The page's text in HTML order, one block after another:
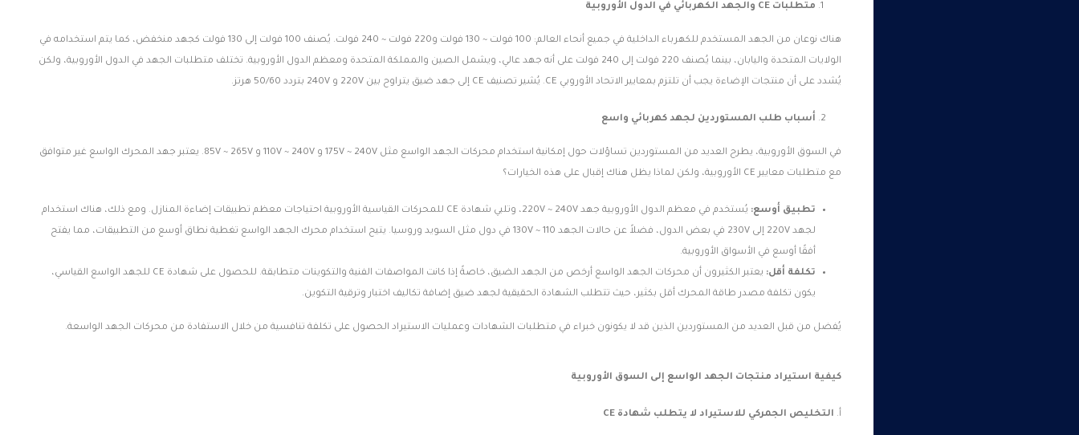
متطلبات CE والجهد الكهربائي في الدول الأوروبية
هناك نوعان من الجهد المستخدم للكهرباء الداخلية في جميع أنحاء العالم: 100 فولت ~ 130 فولت و220 فولت ~ 240 فولت. يُصنف 100 فولت إلى 130 فولت كجهد منخفض، كما يتم استخدامه في
الولايات المتحدة واليابان، بينما يُصنف 220 فولت إلى 240 فولت على أنه جهد عالي، ويشمل الصين والمملكة المتحدة ومعظم الدول الأوروبية. تختلف متطلبات الجهد في الدول الأوروبية، ولكن
يُشدد على أن منتجات الإضاءة يجب أن تلتزم بمعايير الاتحاد الأوروبي CE. يُشير تصنيف CE إلى جهد ضيق يتراوح بين 220V و 240V بتردد 50/60 هرتز.
أسباب طلب المستوردين لجهد كهربائي واسع
في السوق الأوروبية، يطرح العديد من المستوردين تساؤلات حول إمكانية استخدام محركات الجهد الواسع مثل 175V ~ 240V و 110V ~ 240V و 85V ~ 265V. يعتبر جهد المحرك الواسع غير متوافق
مع متطلبات معايير CE الأوروبية، ولكن لماذا يظل هناك إقبال على هذه الخيارات؟
تطبيق أوسع:
يُستخدم في معظم الدول الأوروبية جهد 220V ~ 240V، وتلبي شهادة CE للمحركات القياسية الأوروبية احتياجات معظم تطبيقات إضاءة المنازل. ومع ذلك، هناك استخدام
لجهد 220V إلى 230V في بعض الدول، فضلاً عن حالات الجهد 110 ~ 130V في دول مثل السويد وروسيا. يتيح استخدام محرك الجهد الواسع تغطية نطاق أوسع من التطبيقات، مما يفتح
أفقًا أوسع في الأسواق الأوروبية.
تكلفة أقل:
يعتبر الكثيرون أن محركات الجهد الواسع أرخص من الجهد الضيق، خاصةً إذا كانت المواصفات الفنية والتكوينات متطابقة. للحصول على شهادة CE للجهد الواسع القياسي،
يكون تكلفة مصدر طاقة المحرك أقل بكثير، حيث تتطلب الشهادة الحقيقية لجهد ضيق إضافة تكاليف اختبار وترقية التكوين.
يُفضل من قبل العديد من المستوردين الذين قد لا يكونون خبراء في متطلبات الشهادات وعمليات الاستيراد الحصول على تكلفة تنافسية من خلال الاستفادة من محركات الجهد الواسعة.
كيفية استيراد منتجات الجهد الواسع إلى السوق الأوروبية
أ. التخليص الجمركي للاستيراد لا يتطلب شهادة CE